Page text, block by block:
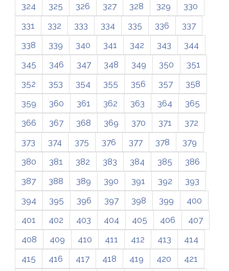
324
325 326 327 328 329
330
331
332 333 334 335 336
337
338
339 340 341 342 343
344
345
346 347 348 349 350
351
352
353 354 355 356 357
358
359
360 361 362 363 364
365
366
367 368 369 370 371
372
373
374 375 376 377 378
379
380
381 382 383 384 385
386
387
388 389 390 391 392
393
394
395 396 397 398 399
400
401
402 403 404 405 406
407
408
409 410 411 412 413
414
415
416 417 418 419 420 421